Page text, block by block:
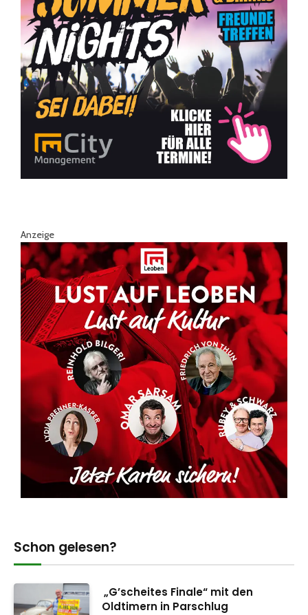
Anzeige
Schon gelesen?
„G’scheites Finale“ mit den
Oldtimern in Parschlug